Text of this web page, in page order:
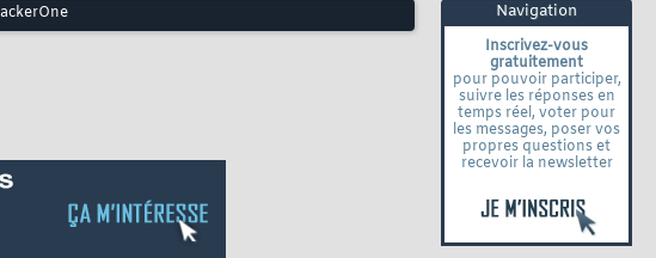
Navigation
Inscrivez-vous
gratuitement
pour pouvoir participer,
suivre les réponses en
temps réel, voter pour
les messages, poser vos
propres questions et
recevoir la newsletter